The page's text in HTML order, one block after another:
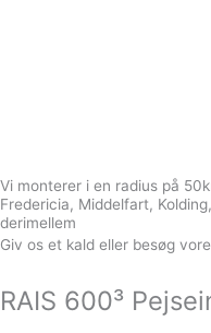
Vi monterer i en radius på
Fredericia, Middelfart,
derimellem
Giv os et kald eller besøg
RAIS 600³